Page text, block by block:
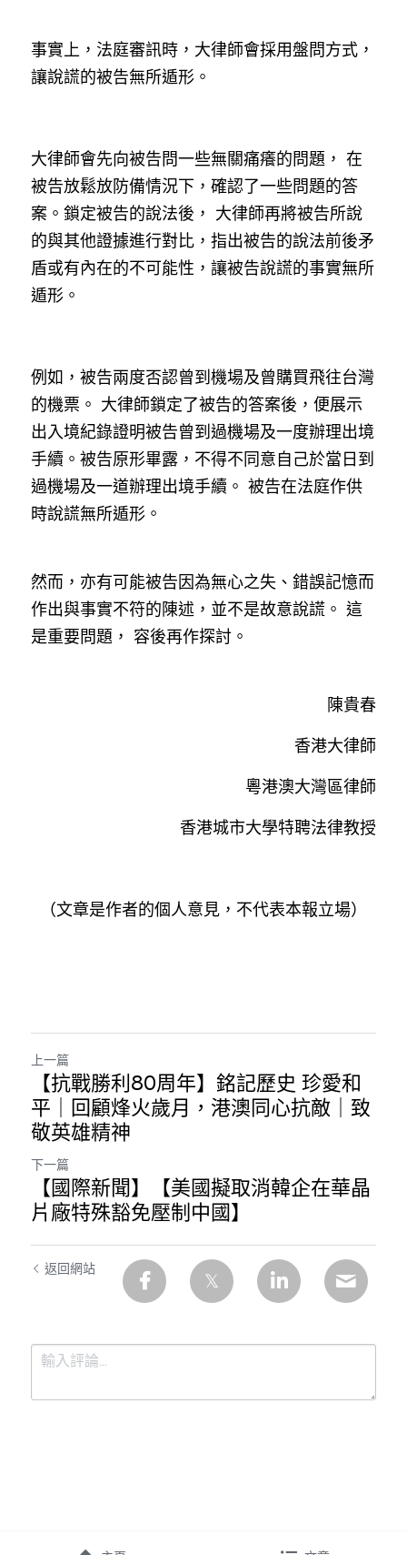
事實上，法庭審訊時，大律師會採用盤問方式，
讓說謊的被告無所遁形。
大律師會先向被告問一些無關痛癢的問題， 在
被告放鬆放防備情況下，確認了一些問題的答
案。鎖定被告的說法後， 大律師再將被告所說
的與其他證據進行對比，指出被告的說法前後矛
盾或有內在的不可能性，讓被告說謊的事實無所
遁形。
例如，被告兩度否認曾到機場及曾購買飛往台灣
的機票。 大律師鎖定了被告的答案後，便展示
出入境紀錄證明被告曾到過機場及一度辦理出境
手續。被告原形畢露，不得不同意自己於當日到
過機場及一道辦理出境手續。 被告在法庭作供
時說謊無所遁形。
然而，亦有可能被告因為無心之失、錯誤記憶而
作出與事實不符的陳述，並不是故意說謊。 這
是重要問題， 容後再作探討。
陳貴春
香港大律師
粵港澳大灣區律師
香港城市大學特聘法律教授
（文章是作者的個人意見，不代表本報立場）
上一篇
【抗戰勝利80周年】銘記歷史 珍愛和
平｜回顧烽火歲月，港澳同心抗敵｜致
敬英雄精神
下一篇
【國際新聞】【美國擬取消韓企在華晶
片廠特殊豁免壓制中國】
返回網站